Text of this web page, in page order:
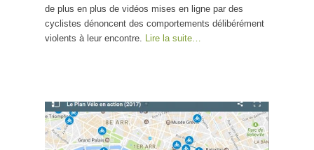
de plus en plus de vidéos mises en ligne par des
cyclistes dénoncent des comportements délibérément
violents à leur encontre.
Lire la suite…